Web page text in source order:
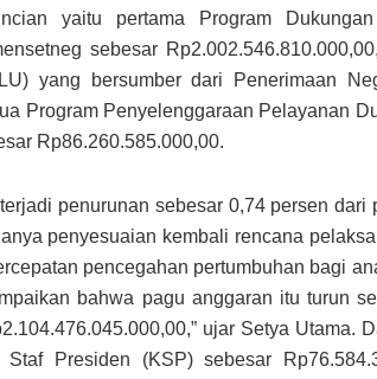
yaitu pertama Program
sebesar
yang bersumber dari Penerimaan
Program Penyelenggaraan Pelayanan
Rp86.260.585.000,00.
penurunan sebesar 0,74 persen dari
penyesuaian kembali rencana
pencegahan pertumbuhan bagi
bahwa pagu anggaran itu turun
ujar Setya Utama.
Presiden (KSP) sebesar